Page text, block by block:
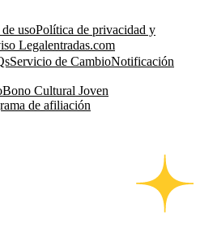
usoPolítica de privacidad y
Legalentradas.com
Servicio de CambioNotificación
Bono Cultural Joven
de afiliación